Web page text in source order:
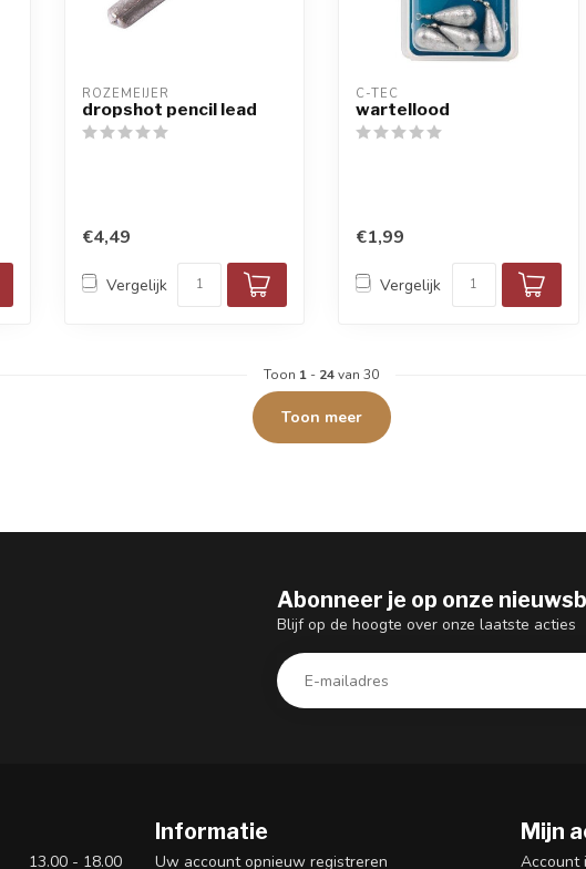
ROZEMEIJER
dropshot pencil lead
€4,49
Vergelijk
C-TEC
wartellood
€1,99
Vergelijk
Toon 1 - 24van 30
Toon meer
Abonneer je op onze
Blijf op de hoogte over onze laatste acties
13.00 - 18.00
Informatie
Uw account opnieuw registreren
Mijn
Account